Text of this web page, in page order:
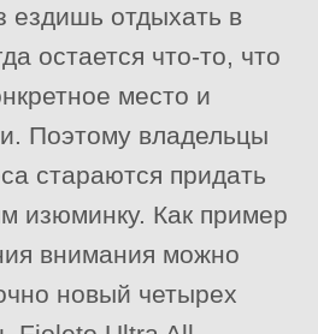
ездишь отдыхать в
остается что-то, что
место и
Поэтому владельцы
стараются придать
изюминку. Как пример
внимания можно
новый четырех